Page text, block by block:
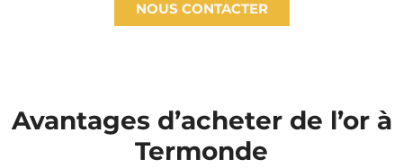
NOUS CONTACTER
Avantages d’acheter de l’or à
Termonde